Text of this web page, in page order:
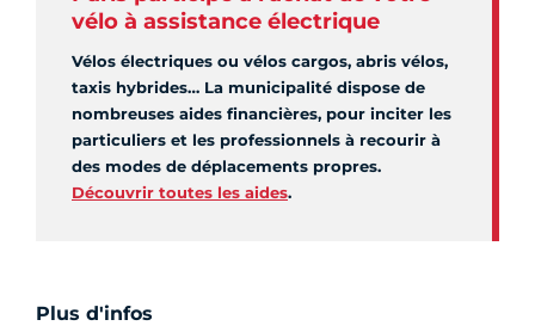
vélo à assistance électrique
Vélos électriques ou vélos cargos, abris vélos,
taxis hybrides… La municipalité dispose de
nombreuses aides financières, pour inciter les
particuliers et les professionnels à recourir à
des modes de déplacements propres.
Découvrir toutes les aides.
Plus d'infos